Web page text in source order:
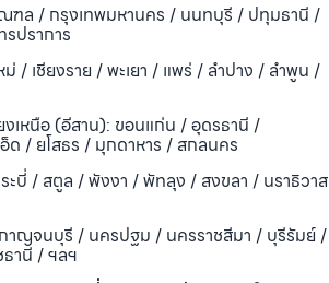
ฑล / กรุงเทพมหานคร / นนทบุรี / ปทุมธานี /
ปราการ
ม่ / เชียงราย / พะเยา / แพร่ / ลำปาง / ลำพูน /
งเหนือ (อีสาน): ขอนแก่น / อุดรธานี /
ด / ยโสธร / มุกดาหาร / สกลนคร
ะบี่ / สตูล / พังงา / พัทลุง / สงขลา / นราธิวาส
าญจนบุรี / นครปฐม / นครราชสีมา / บุรีรัมย์ /
านี / ฯลฯ